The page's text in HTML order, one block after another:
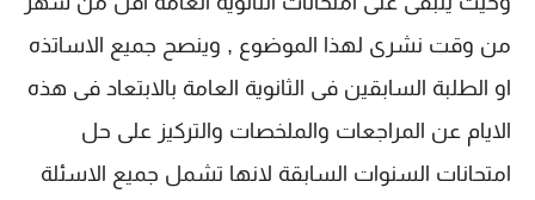
من وقت نشرى لهذا الموضوع , وينصح جميع الاساتذه
او الطلبة السابقين فى الثانوية العامة بالابتعاد فى هذه
الايام عن المراجعات والملخصات والتركيز على حل
امتحانات السنوات السابقة لانها تشمل جميع الاسئلة